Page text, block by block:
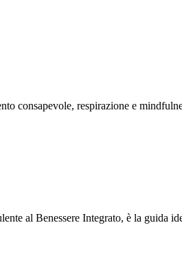
consapevole, respirazione e
al Benessere Integrato, è la guida